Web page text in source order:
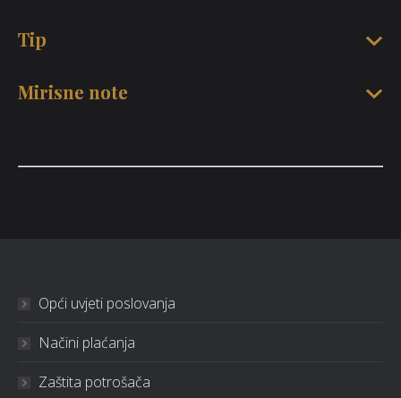
Tip
Mirisne note
Opći uvjeti poslovanja
Načini plaćanja
Zaštita potrošača